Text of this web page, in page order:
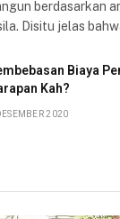
berdasarkan
Disitu jelas
Biaya
Kah?
2020